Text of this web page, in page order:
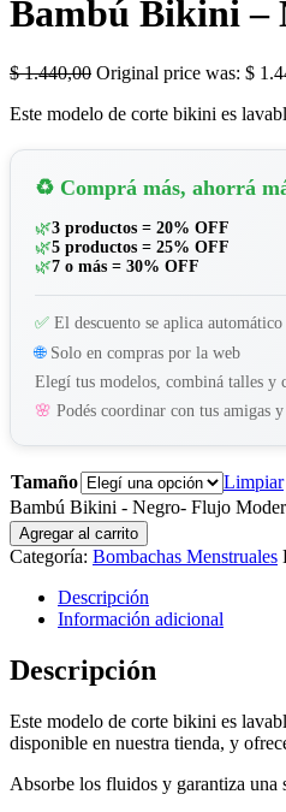
Bambú Bikini –
$1.440,00 Original price was: $
Este modelo de corte bikini es
♻️ Comprá más, ahorrá
🌿3 productos = 20% OFF
🌿5 productos = 25% OFF
🌿7 o más = 30% OFF
✅ El descuento se aplica
🌐Solo en compras por la web
Elegí tus modelos, combiná talles y
🌸 Podés coordinar con tus amigas
Tamaño
Limpiar
Bambú Bikini - Negro- Flujo
Agregar al carrito
Categoría: Bombachas Menstruales
Descripción
Información adicional
Descripción
Este modelo de corte bikini es
disponible en nuestra tienda, y
Absorbe los fluidos y garantiza una